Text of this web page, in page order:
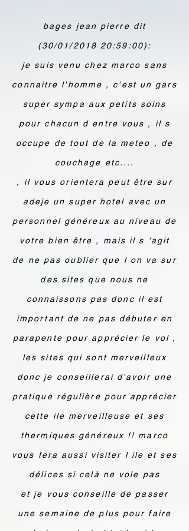
bages jean pierre dit
(30/01/2018 20:59:00):
je suis venu chez marco sans
connaitre l'homme , c'est un gars
super sympa aux petits soins
pour chacun d entre vous , il s
occupe de tout de la meteo , de
couchage etc....
, il vous orientera peut être sur
adeje un super hotel avec un
personnel généreux au niveau de
votre bien être , mais il s 'agit
de ne pas oublier que l on va sur
des sites que nous ne
connaissons pas donc il est
important de ne pas débuter en
parapente pour apprécier le vol ,
les sites qui sont merveilleux
donc je conseillerai d'avoir une
pratique régulière pour apprécier
cette ile merveilleuse et ses
thermiques généreux !! marco
vous fera aussi visiter l ile et ses
délices si celà ne vole pas
et je vous conseille de passer
une semaine de plus pour faire